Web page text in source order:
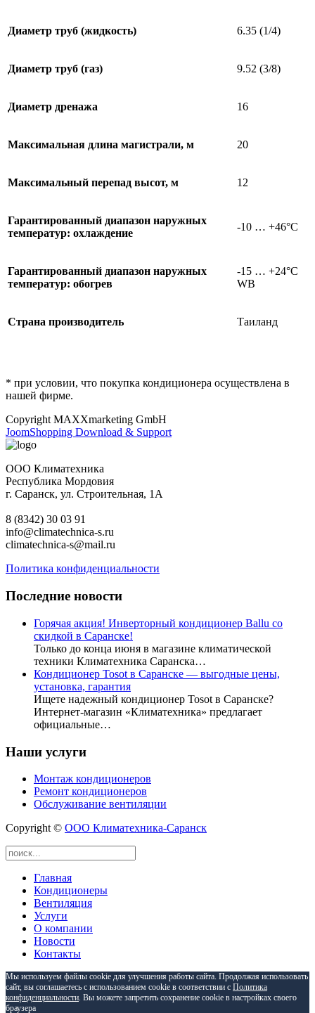
Диаметр труб (жидкость) 6.35 (1/4)
Диаметр труб (газ) 9.52 (3/8)
Диаметр дренажа 16
Максимальная длина магистрали, м 20
Максимальный перепад высот, м 12
Гарантированный диапазон наружных
температур: охлаждение
-10 … +46°C
Гарантированный диапазон наружных
температур: обогрев
-15 … +24°C
WB
Страна производитель Таиланд
* при условии, что покупка кондиционера осуществлена в
нашей фирме.
Copyright MAXXmarketing GmbH
JoomShopping Download & Support
ООО Климатехника
Республика Мордовия
г. Саранск, ул. Строительная, 1А
8 (8342) 30 03 91
info@climatechnica-s.ru
climatechnica-s@mail.ru
Политика конфиденциальности
Последние новости
Горячая акция! Инверторный кондиционер Ballu со
скидкой в Саранске!
Только до конца июня в магазине климатической
техники Климатехника Саранска…
Кондиционер Tosot в Саранске — выгодные цены,
установка, гарантия
Ищете надежный кондиционер Tosot в Саранске?
Интернет-магазин «Климатехника» предлагает
официальные…
Наши услуги
Монтаж кондиционеров
Ремонт кондиционеров
Обслуживание вентиляции
Copyright © ООО Климатехника-Саранск
Главная
Кондиционеры
Кондиционеры GREE
Кондиционеры Tosot
Кондиционеры Ballu
Кондиционеры Mitsubishi Electric
Кондиционеры Mitsubishi Heavy
Вентиляция
Для дома
Для офиса
Услуги
Монтаж кондиционеров
Ремонт кондиционеров
Обслуживание вентиляции
О компании
Новости
Контакты
Мы используем файлы cookie для улучшения работы сайта. Продолжая использовать
сайт, вы соглашаетесь с использованием cookie в соответствии с Политика
конфиденциальности. Вы можете запретить сохранение cookie в настройках своего
браузера